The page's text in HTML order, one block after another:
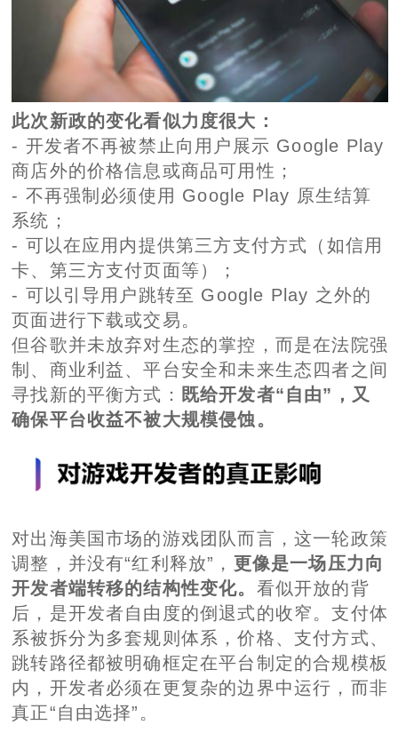
此次新政的变化看似力度很大：
- 开发者不再被禁止向用户展示 Google Play
商店外的价格信息或商品可用性；
- 不再强制必须使用 Google Play 原生结算
系统；
- 可以在应用内提供第三方支付方式（如信用
卡、第三方支付页面等）；
- 可以引导用户跳转至 Google Play 之外的
页面进行下载或交易。
但谷歌并未放弃对生态的掌控，而是在法院强
制、商业利益、平台安全和未来生态四者之间
寻找新的平衡方式： 既给开发者“自由”，又
确保平台收益不被大规模侵蚀。
对出海美国市场的游戏团队而言，这一轮政策
调整，并没有“红利释放”， 更像是一场压力向
开发者端转移的结构性变化。 看似开放的背
后，是开发者自由度的倒退式的收窄。支付体
系被拆分为多套规则体系，价格、支付方式、
跳转路径都被明确框定在平台制定的合规模板
内，开发者必须在更复杂的边界中运行，而非
真正“自由选择”。